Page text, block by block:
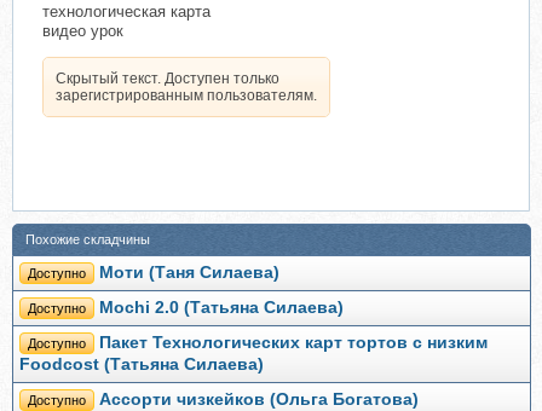
технологическая карта
видео урок
Скрытый текст. Доступен только
зарегистрированным пользователям.
Похожие складчины
Доступно Моти (Таня Силаева)
Доступно Mochi 2.0 (Татьяна Силаева)
Доступно
Пакет Технологических карт тортов с низким
Foodcost (Татьяна Силаева)
Доступно Ассорти чизкейков (Ольга Богатова)